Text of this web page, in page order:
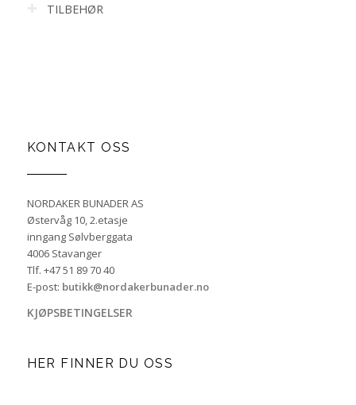
TILBEHØR
KONTAKT OSS
NORDAKER BUNADER AS
Østervåg 10, 2.etasje
inngang Sølvberggata
4006 Stavanger
Tlf. +47 51 89 70 40
E-post: butikk@nordakerbunader.no
KJØPSBETINGELSER
HER FINNER DU OSS